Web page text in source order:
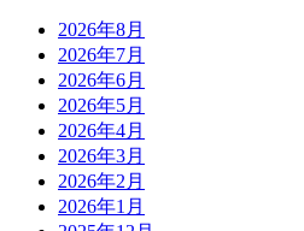
2026年8月
2026年7月
2026年6月
2026年5月
2026年4月
2026年3月
2026年2月
2026年1月